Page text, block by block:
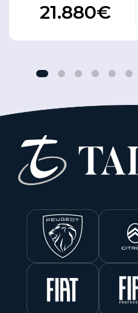
21.880€